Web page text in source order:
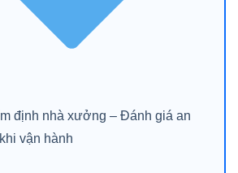
định nhà xưởng – Đánh giá an
vận hành